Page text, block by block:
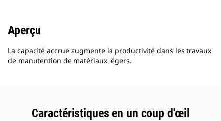
Aperçu
La capacité accrue augmente la productivité dans les travaux
de manutention de matériaux légers.
Caractéristiques en un coup d'œil